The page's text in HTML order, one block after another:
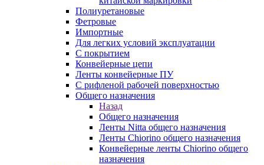
Полиуретановые
Фетровые
Импортные
Для легких условий эксплуатации
С покрытием
Конвейерные цепи
Ленты конвейерные ПУ
С рифленой рабочей поверхностью
Общего назначения
Назад
Общего назначения
Ленты Nitta общего назначения
Ленты Chiorino общего назначения
Конвейерные ленты Chiorino общего
назначения